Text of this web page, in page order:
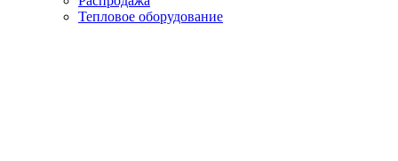
Тепловое оборудование